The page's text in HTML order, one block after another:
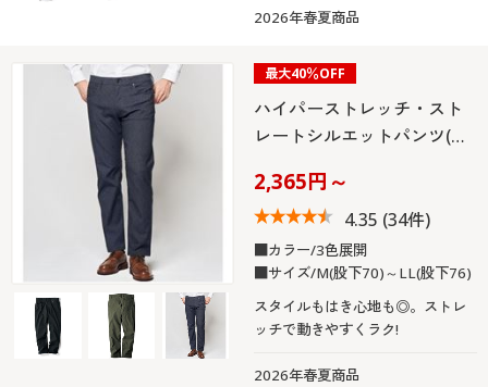
2026年春夏商品
最大40％OFF
ハイパーストレッチ・スト
レートシルエットパンツ(…
2,365円～
4.35 (34件)
■カラー/3色展開
■サイズ/M(股下70)～LL(股下76)
スタイルもはき心地も◎。ストレ
ッチで動きやすくラク!
2026年春夏商品